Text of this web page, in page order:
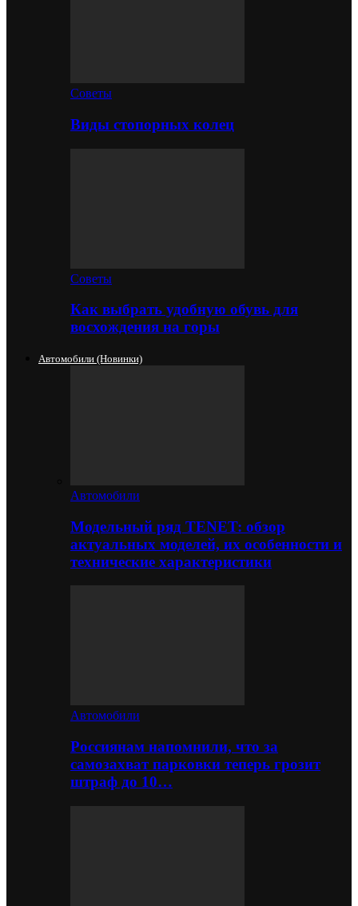
Советы
Виды стопорных колец
Советы
Как выбрать удобную обувь для
восхождения на горы
Автомобили (новинки)
Автомобили
Модельный ряд TENET: обзор
актуальных моделей, их особенности и
технические характеристики
Автомобили
Россиянам напомнили, что за
самозахват парковки теперь грозит
штраф до 10…